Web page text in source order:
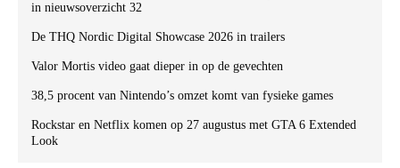
in nieuwsoverzicht 32
De THQ Nordic Digital Showcase 2026 in trailers
Valor Mortis video gaat dieper in op de gevechten
38,5 procent van Nintendo’s omzet komt van fysieke games
Rockstar en Netflix komen op 27 augustus met GTA 6 Extended
Look